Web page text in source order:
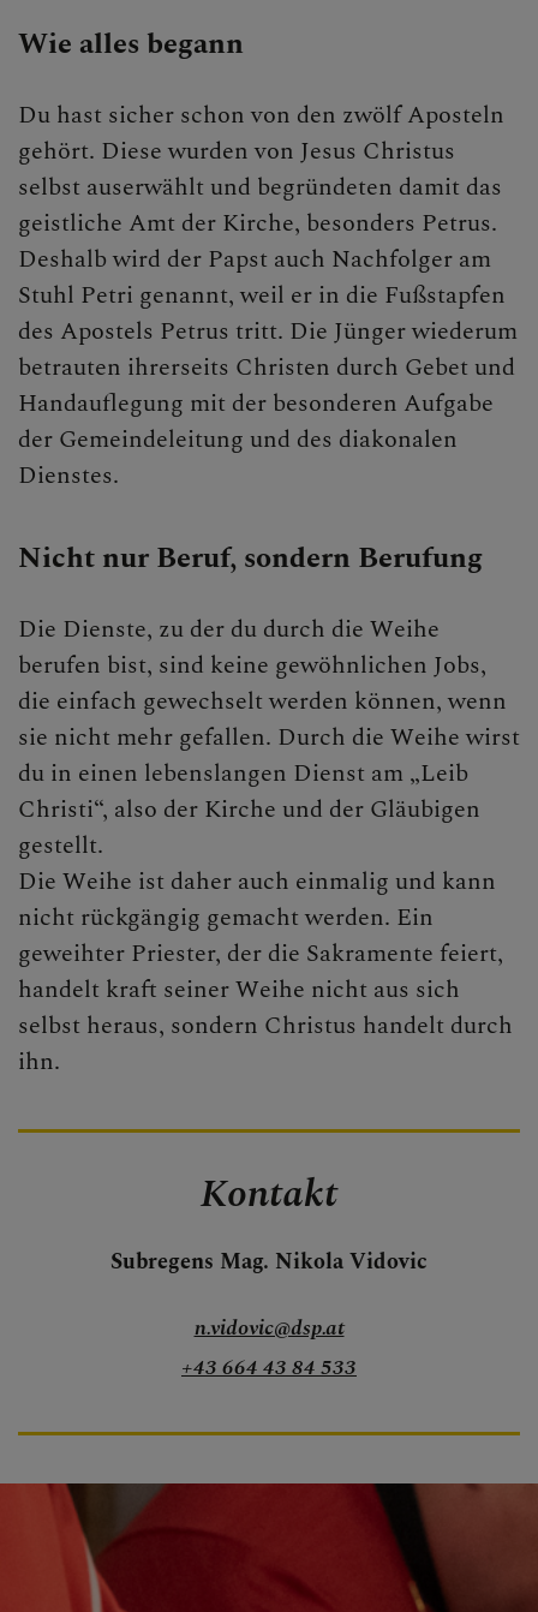
Buße
Eucharistie
Firmung
Ehe
Weihe
Krankensalbung
Feste der Kirche
ERLEBEN
MITMACHEN
BEGEGNEN
Wie alles begann
Du hast sicher schon von den zwölf Aposteln
gehört. Diese wurden von Jesus Christus
selbst auserwählt und begründeten damit das
geistliche Amt der Kirche, besonders Petrus.
Deshalb wird der Papst auch Nachfolger am
Stuhl Petri genannt, weil er in die Fußstapfen
des Apostels Petrus tritt. Die Jünger wiederum
betrauten ihrerseits Christen durch Gebet und
Handauflegung mit der besonderen Aufgabe
der Gemeindeleitung und des diakonalen
Dienstes.
Nicht nur Beruf, sondern Berufung
Die Dienste, zu der du durch die Weihe
berufen bist, sind keine gewöhnlichen Jobs,
die einfach gewechselt werden können, wenn
sie nicht mehr gefallen. Durch die Weihe wirst
du in einen lebenslangen Dienst am „Leib
Christi“, also der Kirche und der Gläubigen
gestellt.
Die Weihe ist daher auch einmalig und kann
nicht rückgängig gemacht werden. Ein
geweihter Priester, der die Sakramente feiert,
handelt kraft seiner Weihe nicht aus sich
selbst heraus, sondern Christus handelt durch
ihn.
Kontakt
Subregens Mag. Nikola Vidovic
n.vidovic@dsp.at
+43 664 43 84 533